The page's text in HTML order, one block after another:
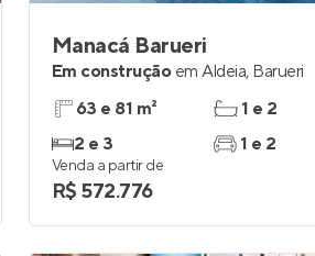
Manacá Barueri
Em construção em Aldeia, Barueri
63 e 81 m²
2 e 3
1 e 2
1 e 2
Venda a partir de
R$ 572.776